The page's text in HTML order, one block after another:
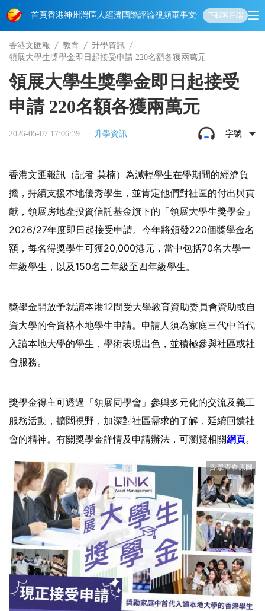
首頁香港神州 灣區人經濟國際評論視頻軍事文化 娛樂生活教育體
下載客戶端
香港文匯報 教育
升學資訊
領展大學生獎學金即日起接受申請 220名額各獲兩萬元
領展大學生獎學金即日起接受
申請 220名額各獲兩萬元
2026-05-07 17:06:39 升學資訊 字號
香港文匯報訊（記者 莫楠）為減輕學生在學期間的經濟負
擔，持續支援本地優秀學生，並肯定他們對社區的付出與貢
獻，領展房地產投資信託基金旗下的「領展大學生獎學金」
2026/27年度即日起接受申請。今年將頒發220個獎學金名
額，每名得獎學生可獲20,000港元，當中包括70名大學一
年級學生，以及150名二年級至四年級學生。
獎學金開放予就讀本港12間受大學教育資助委員會資助或自
資大學的合資格本地學生申請。申請人須為家庭三代中首代
入讀本地大學的學生，學術表現出色，並積極參與社區或社
會服務。
獎學金得主可透過「領展同學會」參與多元化的交流及義工
服務活動，擴闊視野，加深對社區需求的了解，延續回饋社
會的精神。有關獎學金詳情及申請辦法，可瀏覽相關網頁。